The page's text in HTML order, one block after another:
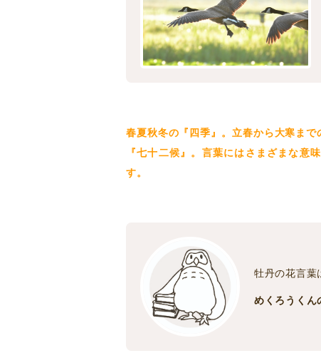
春夏秋冬の『四季』。立春から大寒ま
『七十二候』。言葉にはさまざまな意
す。
牡丹の花言葉
めくろうくん